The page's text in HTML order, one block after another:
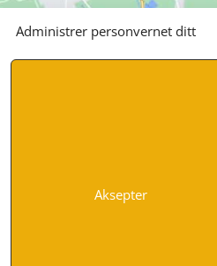
Administrer personvernet ditt
Aksepter
INFORMASJON